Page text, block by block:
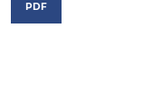
PDF